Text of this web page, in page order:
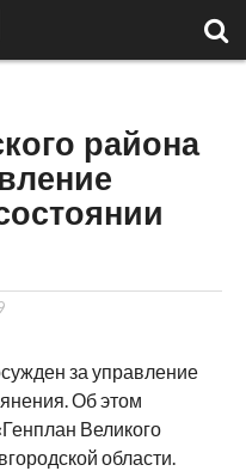
района
за управление
Об этом
Великого
области.